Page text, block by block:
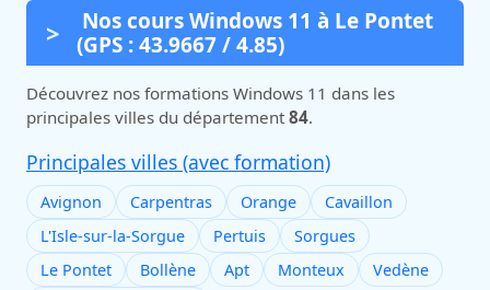
Nos cours Windows 11 à Le Pontet
(GPS : 43.9667 / 4.85)
Découvrez nos formations Windows 11 dans les
principales villes du département 84.
Principales villes (avec formation)
Avignon Carpentras Orange
Cavaillon
L'Isle-sur-la-Sorgue
Pertuis
Sorgues
Le Pontet
Bollène Apt Monteux Vedène